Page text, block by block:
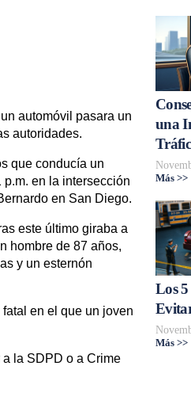
automóvil pasara un
autoridades.
que conducía un
en la intersección
en San Diego.
este último giraba a
hombre de 87 años,
y un esternón
en el que un joven
la SDPD o a Crime
una
Más >>
Los 5
Más >>